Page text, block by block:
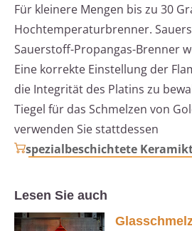
Für kleinere Mengen bis zu 30
Hochtemperaturbrenner.
Sauerstoff-Propangas-Brenner
Eine korrekte Einstellung der
die Integrität des Platins zu
Tiegel für das Schmelzen von
verwenden Sie stattdessen
spezialbeschichtete
Lesen Sie auch